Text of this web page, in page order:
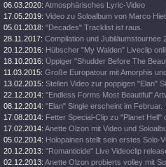
06.03.2020: Atmosphärisches Lyric-Video
17.05.2019: Video zu Soloalbum von Marco
05.01.2018: "Decades" Tracklist ist raus.
28.11.2017: Compilation und Jubiläumstournee
20.12.2016: Hübscher "My Walden" Liveclip
18.10.2016: Üppiger "Shudder Before The
11.03.2015: Große Europatour mit Amorphis
13.02.2015: Stellen Video zur poppigen "Elan"
22.12.2014: "Endless Forms Most Beautiful"
08.12.2014: "Elan" Single erscheint im Februar.
17.08.2014: Fetter Special-Clip zu "Planet Hell"
17.02.2014: Anette Olzon mit Video und
05.02.2014: Holopainen stellt sein erstes Solo-
20.12.2013: "Romanticide" Live Videoclip
02.12.2013: Anette Olzon probierts volley mit